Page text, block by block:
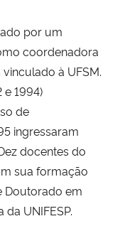
por um
coordenadora
à UFSM.
1994)
de
ingressaram
docentes do
sua formação
Doutorado em
UNIFESP.